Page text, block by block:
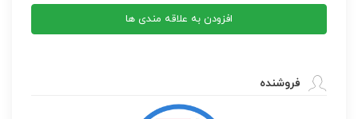
افزودن به علاقه مندی ها
فروشنده